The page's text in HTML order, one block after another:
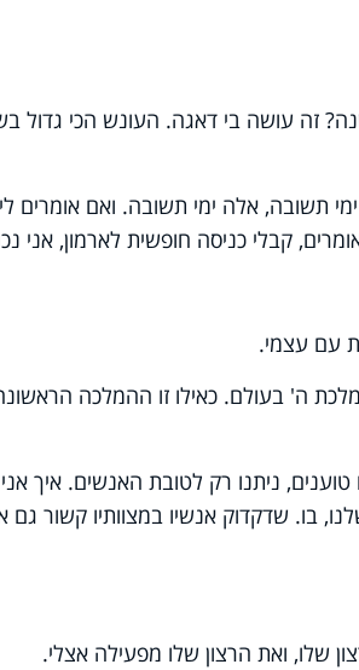
זה עושה בי דאגה. העונש הכי גדול
תשובה, אלה ימי תשובה. ואם אומרים לי
קבלי כניסה חופשית לארמון, אני
עם עצמי.
ה' בעולם. כאילו זו ההמלכה
ניתנו רק לטובת האנשים. איך אני
בו. שדקדוק אנשיו במצוותיו קשור גם
שלו, ואת הרצון שלו מפעילה אצלי.